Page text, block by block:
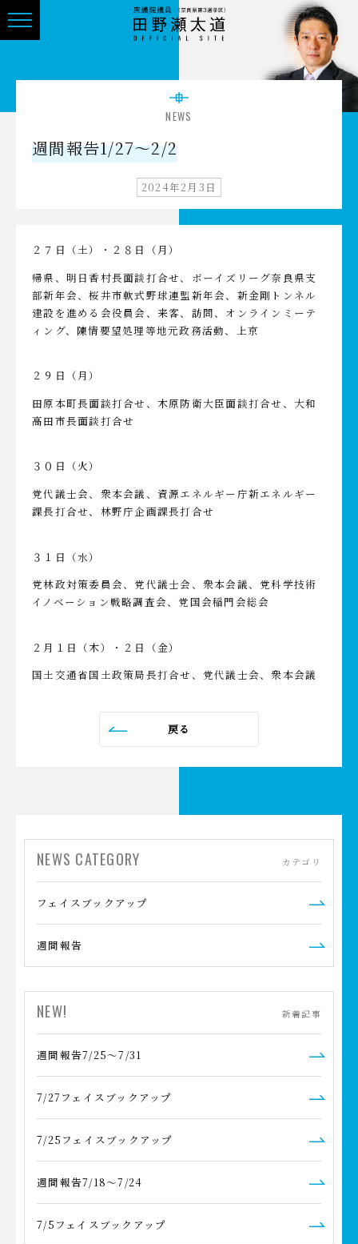
NEWS
週間報告1/27～2/2
2024年2月3日
２７日（土）・２８日（月）
帰県、明日香村長面談打合せ、ボーイズリーグ奈良県支
部新年会、桜井市軟式野球連盟新年会、新金剛トンネル
建設を進める会役員会、来客、訪問、オンラインミーテ
ィング、陳情要望処理等地元政務活動、上京
２９日（月）
田原本町長面談打合せ、木原防衛大臣面談打合せ、大和
高田市長面談打合せ
３０日（火）
党代議士会、衆本会議、資源エネルギー庁新エネルギー
課長打合せ、林野庁企画課長打合せ
３１日（水）
党林政対策委員会、党代議士会、衆本会議、党科学技術
イノベーション戦略調査会、党国会稲門会総会
２月１日（木）・２日（金）
国土交通省国土政策局長打合せ、党代議士会、衆本会議
戻る
NEWS CATEGORY カテゴリ
フェイスブックアップ
週間報告
NEW! 新着記事
週間報告7/25～7/31
7/27フェイスブックアップ
7/25フェイスブックアップ
週間報告7/18～7/24
7/5フェイスブックアップ